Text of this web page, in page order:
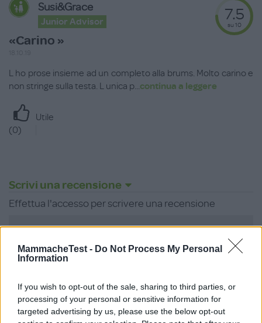
MammacheTest - Do Not Process My Personal
Information
If you wish to opt-out of the sale, sharing to third parties, or
processing of your personal or sensitive information for
targeted advertising by us, please use the below opt-out
Susi&Grace
Junior Advisor
«Carino »
7.5
su 10
L ho prose insieme ad un completo alla brums. Molto carino e
non stringe sulla testa. L unica p...continua a leggere
Utile
(0)
Scrivi una recensione
Effettua l'accesso per scrivere una recensione
MammacheTest?
ISCRIVITI